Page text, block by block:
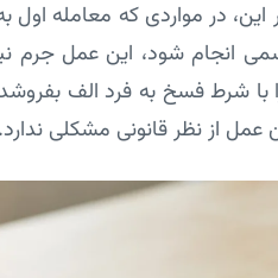
این، در مواردی که معامله
انجام شود، این عمل جرم
با شرط فسخ به فرد الف
عمل از نظر قانونی مشکلی ندارد.